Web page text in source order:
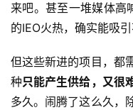
来吧。甚至一堆媒体高
的IEO火热，确实能吸
但这些新进的项目，都
种只能产生供给，又很
多久。闹腾了这么久，